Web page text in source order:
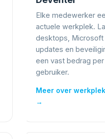
Elke medewerker
actuele werkplek.
desktops, Microsoft
updates en
een vast bedrag per
gebruiker.
Meer over
→